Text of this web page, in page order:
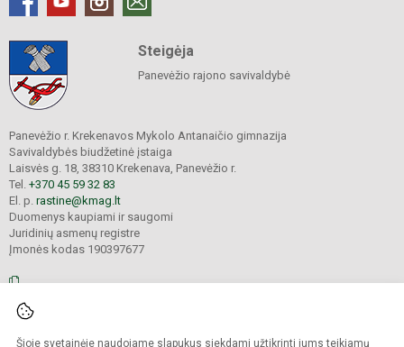
Šioje svetainėje naudojame slapukus siekdami užtikrinti jums teikiamų
Steigėja
Panevėžio rajono savivaldybė
Panevėžio r. Krekenavos Mykolo Antanaičio gimnazija
Savivaldybės biudžetinė įstaiga
Laisvės g. 18, 38310 Krekenava, Panevėžio r.
Tel. +370 45 59 32 83
El. p. rastine@kmag.lt
Duomenys kaupiami ir saugomi
Juridinių asmenų registre
Įmonės kodas 190397677
saugomos.